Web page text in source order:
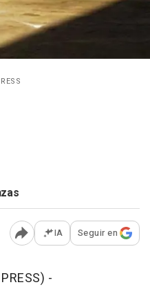
Abrir opciones para
IA Seguir en
-